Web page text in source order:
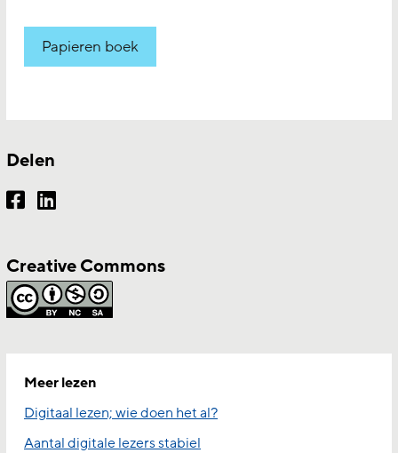
Meer lezen
Digitaal lezen; wie doen het al?
Aantal digitale lezers stabiel
Papieren boek
Delen
Creative Commons